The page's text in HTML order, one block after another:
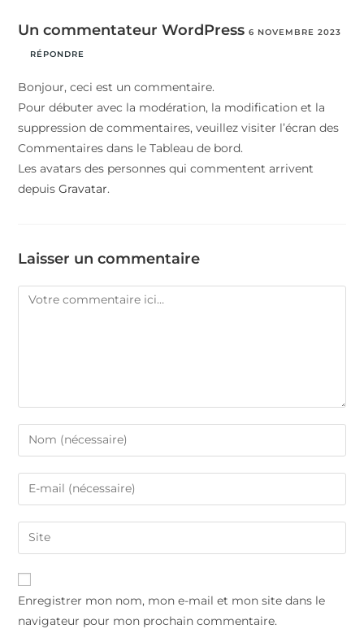
Un commentateur WordPress 6 NOVEMBRE 2023
RÉPONDRE
Bonjour, ceci est un commentaire.
Pour débuter avec la modération, la modification et la
suppression de commentaires, veuillez visiter l’écran des
Commentaires dans le Tableau de bord.
Les avatars des personnes qui commentent arrivent
depuisGravatar.
Laisser un commentaire
Enregistrer mon nom, mon e-mail et mon site dans le
navigateur pour mon prochain commentaire.